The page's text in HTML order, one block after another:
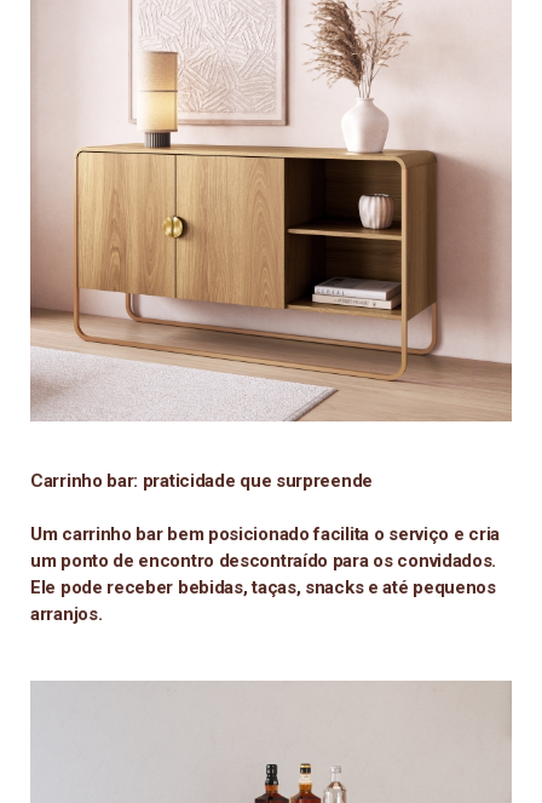
Carrinho bar: praticidade que surpreende
Um carrinho bar bem posicionado facilita o serviço e cria
um ponto de encontro descontraído para os convidados.
Ele pode receber bebidas, taças, snacks e até pequenos
arranjos.